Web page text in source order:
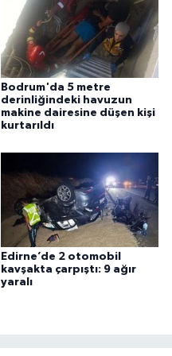
Bodrum'da 5 metre
derinliğindeki havuzun
makine dairesine düşen kişi
kurtarıldı
Edirne’de 2 otomobil
kavşakta çarpıştı: 9 ağır
yaralı